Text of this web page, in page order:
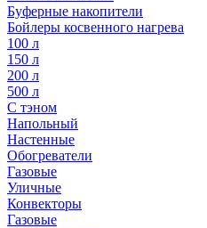
Буферные накопители
Бойлеры косвенного нагрева
100 л
150 л
200 л
500 л
С тэном
Напольный
Настенные
Обогреватели
Газовые
Уличные
Конвекторы
Газовые